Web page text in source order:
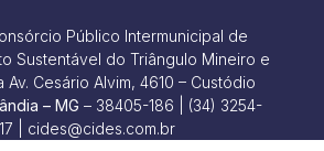
Público Intermunicipal de
Sustentável do Triângulo Mineiro e
Av. Cesário Alvim, 4610 – Custódio
– MG – 38405-186 | (34) 3254-
| cides@cides.com.br